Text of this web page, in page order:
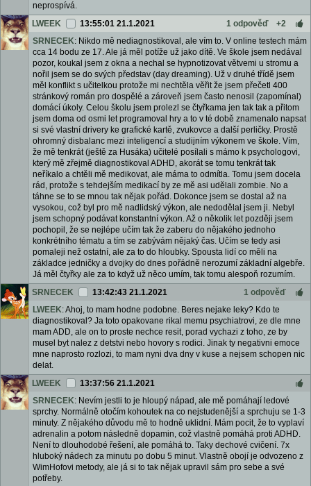
neprospívá.
LWEEK
13:55:01 21.1.2021 1 odpověď
+2
SRNECEK: Nikdo mě nediagnostikoval, ale vím to. V online testech mám
cca 14 bodu ze 17. Ale já měl potíže už jako dítě. Ve škole jsem nedával
pozor, koukal jsem z okna a nechal se hypnotizovat větvemi u stromu a
nořil jsem se do svých představ (day dreaming). Už v druhé třídě jsem
měl konflikt s učitelkou protože mi nechtěla věřit že jsem přečetl 400
stránkový román pro dospělé a zároveň jsem často nenosil (zapomínal)
domácí úkoly. Celou školu jsem prolezl se čtyřkama jen tak tak a přitom
jsem doma od osmi let programoval hry a to v té době znamenalo napsat
si své vlastní drivery ke grafické kartě, zvukovce a další perličky. Prostě
ohromný disbalanc mezi inteligencí a studijním výkonem ve škole. Vím,
že mě tenkrát (ještě za Husáka) učitelé posílali s mámo k psychologovi,
který mě zřejmě diagnostikoval ADHD, akorát se tomu tenkrát tak
neříkalo a chtěli mě medikovat, ale máma to odmítla. Tomu jsem docela
rád, protože s tehdejším medikací by ze mě asi udělali zombie. No a
táhne se to se mnou tak nějak pořád. Dokonce jsem se dostal až na
vysokou, což byl pro mě nadlidský výkon, ale nedodělal jsem ji. Nebyl
jsem schopný podávat konstantní výkon. Až o několik let později jsem
pochopil, že se nejlépe učím tak že zaberu do nějakého jednoho
konkrétního tématu a tím se zabývám nějaký čas. Učím se tedy asi
pomaleji než ostatní, ale za to do hloubky. Spousta lidí co měli na
základce jedničky a dvojky do dnes pořádně nerozumí základní algebře.
Já měl čtyřky ale za to když už něco umím, tak tomu alespoň rozumím.
SRNECEK
13:42:43 21.1.2021
1 odpověď
LWEEK: Ahoj, to mam hodne podobne. Beres nejake leky? Kdo te
diagnostikoval? Ja toto opakovane rikal memu psychiatrovi, ze dle mne
mam ADD, ale on to proste nechce resit, porad vychazi z toho, ze by
musel byt nalez z detstvi nebo hovory s rodici. Jinak ty negativni emoce
mne naprosto rozlozi, to mam nyni dva dny v kuse a nejsem schopen nic
delat.
LWEEK
13:37:56 21.1.2021
SRNECEK: Nevím jestli to je hloupý nápad, ale mě pomáhají ledové
sprchy. Normálně otočím kohoutek na co nejstudenější a sprchuju se 1-3
minuty. Z nějakého důvodu mě to hodně uklidní. Mám pocit, že to vyplaví
adrenalin a potom následně dopamin, což vlastně pomáhá proti ADHD.
Není to dlouhodobé řešení, ale pomáhá to. Taky dechové cvičení. 7x
hluboký nádech za minutu po dobu 5 minut. Vlastně obojí je odvozeno z
WimHofovi metody, ale já si to tak nějak upravil sám pro sebe a své
potřeby.